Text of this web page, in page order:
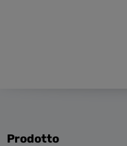
Prodotto